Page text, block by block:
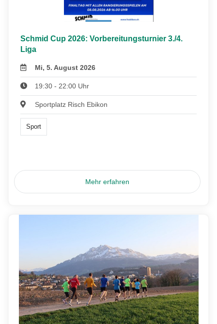
Schmid Cup 2026: Vorbereitungsturnier 3./4.
Liga
Mi, 5. August 2026
19:30 - 22:00 Uhr
Sportplatz Risch Ebikon
Sport
Mehr erfahren